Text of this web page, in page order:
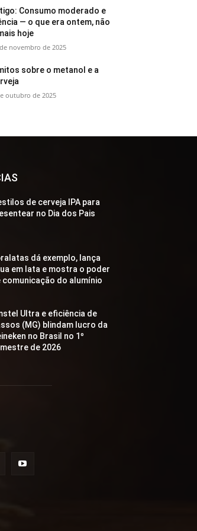
Consumo moderado e
— o que era ontem, não
hoje
novembro de 2025
sobre o metanol e a
outubro de 2025
de cerveja IPA para
no Dia dos Pais
dá exemplo, lança
em lata e mostra o poder
comunicação do alumínio
Ultra e eficiência de
(MG) blindam lucro da
no Brasil no 1º
de 2026